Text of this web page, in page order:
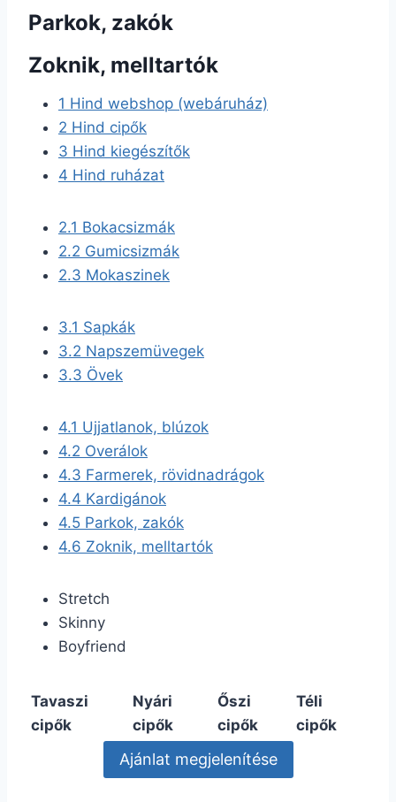
Parkok, zakók
Zoknik, melltartók
1 Hind webshop (webáruház)
2 Hind cipők
3 Hind kiegészítők
4 Hind ruházat
2.1 Bokacsizmák
2.2 Gumicsizmák
2.3 Mokaszinek
3.1 Sapkák
3.2 Napszemüvegek
3.3 Övek
4.1 Ujjatlanok, blúzok
4.2 Overálok
4.3 Farmerek, rövidnadrágok
4.4 Kardigánok
4.5 Parkok, zakók
4.6 Zoknik, melltartók
Stretch
Skinny
Boyfriend
Tavaszi
cipők
Nyári
cipők
Őszi
cipők
Téli
cipők